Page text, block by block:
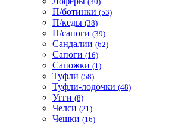
П/ботинки (53)
П/кеды (38)
П/сапоги (39)
Сандалии (62)
Сапоги (16)
Сапожки (1)
Туфли (58)
Туфли-лодочки (48)
Угги (8)
Челси (21)
Чешки (16)